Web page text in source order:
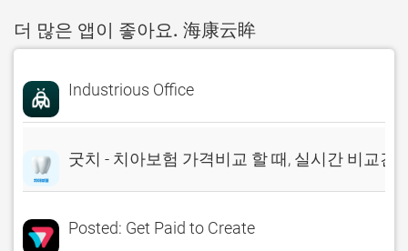
더 많은 앱이 좋아요. 海康云眸
Industrious Office
굿치 - 치아보험 가격비교 할 때, 실시간 비교견
Posted: Get Paid to Create